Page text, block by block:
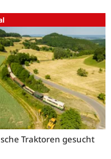
Traktoren gesucht